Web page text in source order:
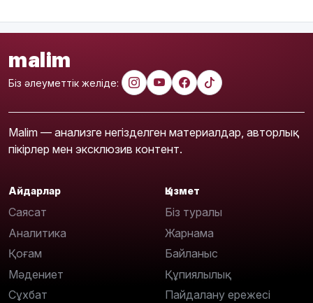
malim
Біз әлеуметтік желіде:
Malim — анализге негізделген материалдар, авторлық
пікірлер мен эксклюзив контент.
Айдарлар
Саясат
Аналитика
Қоғам
Мәдениет
Сұхбат
Қызмет
Біз туралы
Жарнама
Байланыс
Құпиялылық
Пайдалану ережесі